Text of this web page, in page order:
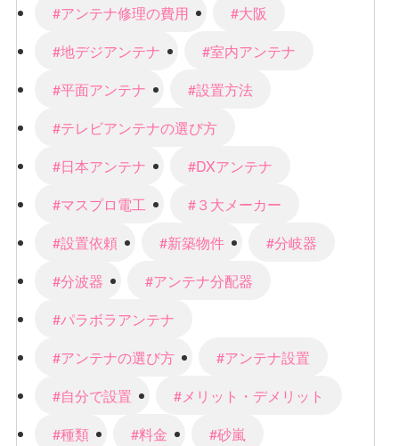
#アンテナ修理の費用
#大阪
#地デジアンテナ
#室内アンテナ
#平面アンテナ
#設置方法
#テレビアンテナの選び方
#日本アンテナ
#DXアンテナ
#マスプロ電工
#３大メーカー
#設置依頼
#新築物件
#分岐器
#分波器
#アンテナ分配器
#パラボラアンテナ
#アンテナの選び方
#アンテナ設置
#自分で設置
#メリット・デメリット
#種類
#料金
#砂嵐